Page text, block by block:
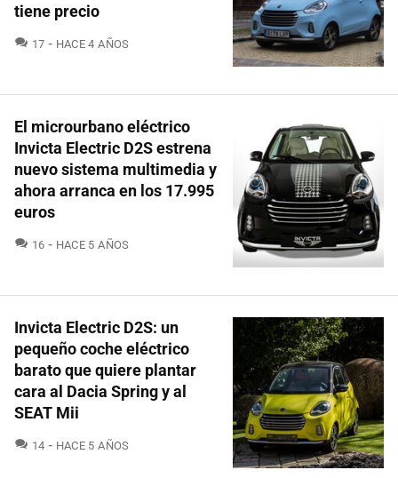
tiene precio
17 COMENTARIOS
HACE 4 AÑOS
El microurbano eléctrico
Invicta Electric D2S estrena
nuevo sistema multimedia y
ahora arranca en los 17.995
euros
16 COMENTARIOS
HACE 5 AÑOS
Invicta Electric D2S: un
pequeño coche eléctrico
barato que quiere plantar
cara al Dacia Spring y al
SEAT Mii
14 COMENTARIOS
HACE 5 AÑOS